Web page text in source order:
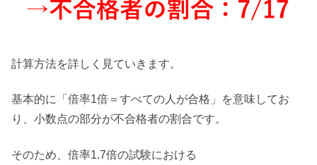
計算方法を詳しく見ていきます。
基本的に「倍率1倍＝すべての人が合格」を意味してお
り、小数点の部分が不合格者の割合です。
そのため、倍率1.7倍の試験における